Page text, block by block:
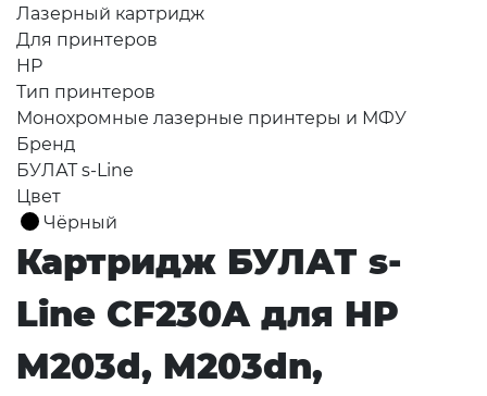
Лазерный картридж
Для принтеров
HP
Тип принтеров
Монохромные лазерные принтеры и МФУ
Бренд
БУЛАТ s-Line
Цвет
Чёрный
Картридж БУЛАТ s-
Line CF230A для HP
M203d, M203dn,